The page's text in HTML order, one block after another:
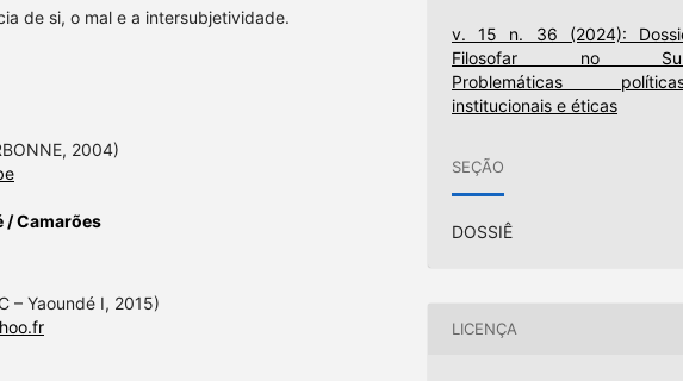
de si, o mal e a intersubjetividade.
2004)
/ Camarões
– Yaoundé I, 2015)
v. 15 n. 36 (2024):
Filosofar no
Problemáticas
institucionais e éticas
SEÇÃO
DOSSIÊ
LICENÇA